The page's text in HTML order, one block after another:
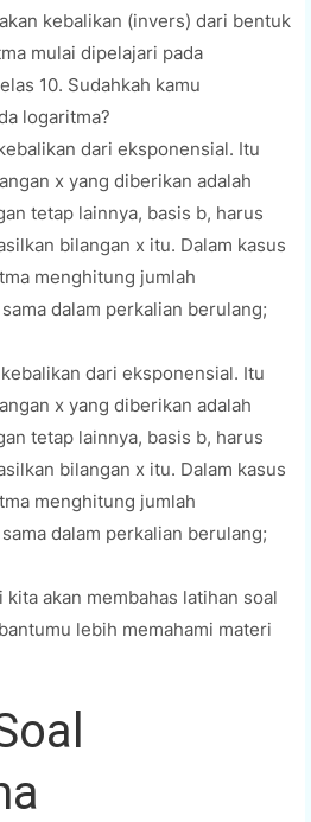
kebalikan (invers) dari bentuk
mulai dipelajari pada
10. Sudahkah kamu
logaritma?
dari eksponensial. Itu
x yang diberikan adalah
tetap lainnya, basis b, harus
bilangan x itu. Dalam kasus
menghitung jumlah
dalam perkalian berulang;
dari eksponensial. Itu
x yang diberikan adalah
tetap lainnya, basis b, harus
bilangan x itu. Dalam kasus
menghitung jumlah
dalam perkalian berulang;
akan membahas latihan soal
lebih memahami materi